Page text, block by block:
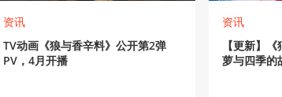
资讯
TV动画《狼与香辛料》公开第2弹
PV，4月开播
资讯
【更新】
萝与四季的